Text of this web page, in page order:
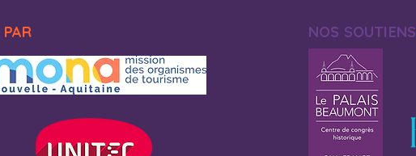
PAR NOS SOUTIENS